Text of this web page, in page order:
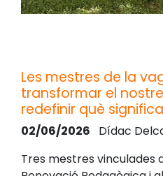
Les mestres de la
transformar el
redefinir què
02/06/2026 Dídac
Tres mestres vinculades